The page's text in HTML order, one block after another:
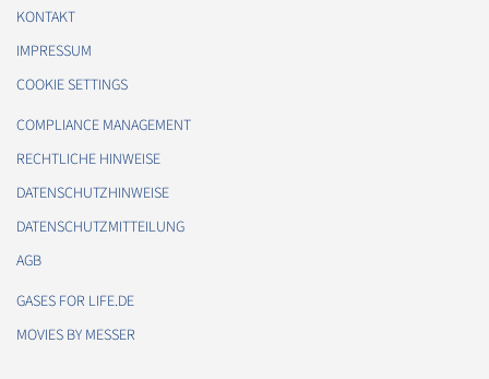
KONTAKT
IMPRESSUM
COOKIE SETTINGS
COMPLIANCE MANAGEMENT
RECHTLICHE HINWEISE
DATENSCHUTZHINWEISE
DATENSCHUTZMITTEILUNG
AGB
GASES FOR LIFE.DE
MOVIES BY MESSER